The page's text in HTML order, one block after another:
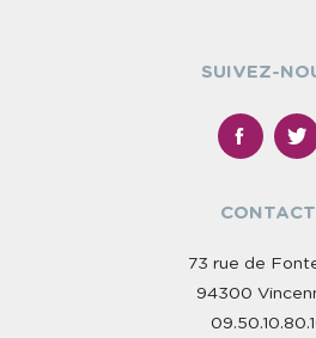
SUIVEZ-
CONTACT
73 rue de
94300